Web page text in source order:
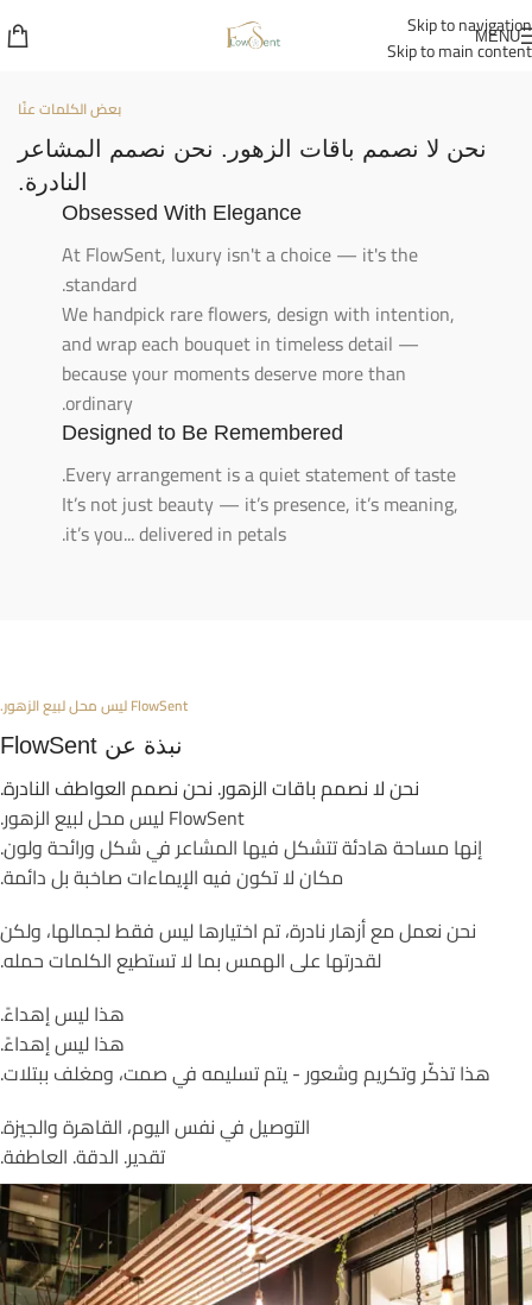
Skip to navigation
Skip to main content
MENU
بعض الكلمات عنّا
نحن لا نصمم باقات الزهور. نحن نصمم المشاعر
النادرة.
Obsessed With Elegance
At FlowSent, luxury isn't a choice — it's the
standard.
We handpick rare flowers, design with intention,
and wrap each bouquet in timeless detail —
because your moments deserve more than
ordinary.
Designed to Be Remembered
Every arrangement is a quiet statement of taste.
It’s not just beauty — it’s presence, it’s meaning,
it’s you... delivered in petals.
FlowSent ليس محل لبيع الزهور.
نبذة عن FlowSent
نحن لا نصمم باقات الزهور. نحن نصمم العواطف النادرة.
FlowSent ليس محل لبيع الزهور.
إنها مساحة هادئة تتشكل فيها المشاعر في شكل ورائحة ولون.
مكان لا تكون فيه الإيماءات صاخبة بل دائمة.
نحن نعمل مع أزهار نادرة، تم اختيارها ليس فقط لجمالها، ولكن
لقدرتها على الهمس بما لا تستطيع الكلمات حمله.
هذا ليس إهداءً.
هذا ليس إهداءً.
هذا تذكّر وتكريم وشعور - يتم تسليمه في صمت، ومغلف ببتلات.
التوصيل في نفس اليوم، القاهرة والجيزة.
تقدير. الدقة. العاطفة.